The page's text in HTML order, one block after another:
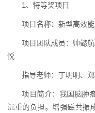
1、特等奖项目
项目名称：新型高效
项目团队成员：帅懿
悦
指导老师：丁明明、
项目简介：我国脑肿
沉重的负担。增强磁共振